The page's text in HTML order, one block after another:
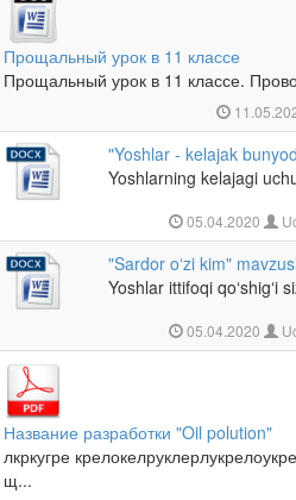
Прощальный урок в 11 классе
Прощальный урок в 11 классе.
"Yoshlar - kelajak
Yoshlarning kelajagi
05.04.2020
"Sardor oʻzi kim"
Yoshlar ittifoqi qoʻshigʻi
05.04.2020
Название разработки "Oil polution"
лкркугре
щ...